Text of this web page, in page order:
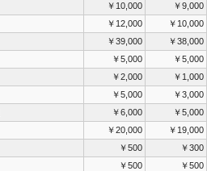
￥10,000
￥9,000
￥12,000
￥10,000
￥39,000
￥38,000
￥5,000
￥5,000
￥2,000
￥1,000
￥5,000
￥3,000
￥6,000
￥5,000
￥20,000
￥19,000
￥500
￥300
￥500
￥500